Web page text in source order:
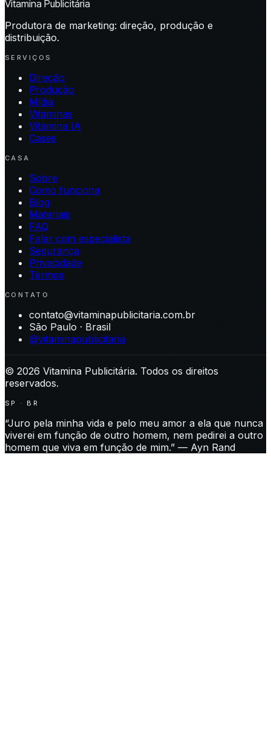
Vitamina Publicitária
Produtora de marketing: direção, produção e
distribuição.
SERVIÇOS
Direção
Produção
Mídia
Vitaminas
Vitamina IA
Cases
CASA
Sobre
Como funciona
Blog
Materiais
FAQ
Falar com especialista
Segurança
Privacidade
Termos
CONTATO
contato@vitaminapublicitaria.com.br
São Paulo · Brasil
@vitaminapublicitaria
© 2026 Vitamina Publicitária. Todos os direitos
reservados.
SP · BR
“Juro pela minha vida e pelo meu amor a ela que nunca
viverei em função de outro homem, nem pedirei a outro
homem que viva em função de mim.” — Ayn Rand